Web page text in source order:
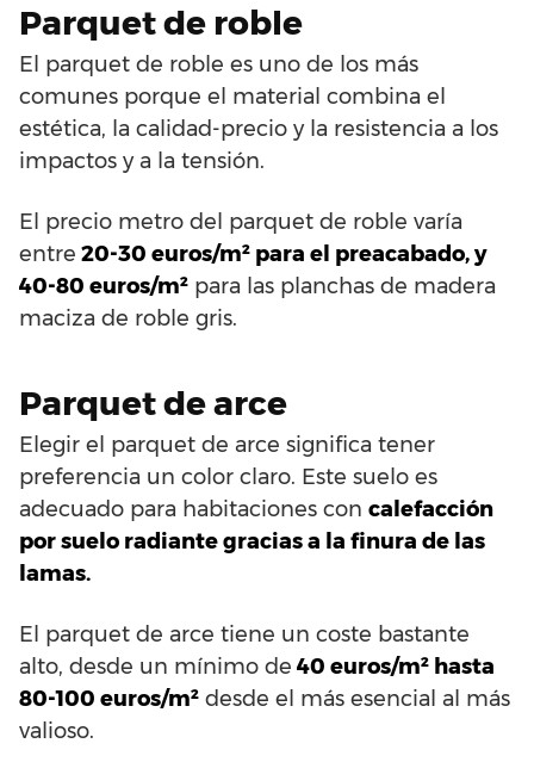
Parquet de roble
El parquet de roble es uno de los más
comunes porque el material combina el
estética, la calidad-precio y la resistencia a los
impactos y a la tensión.
El precio metro del parquet de roble varía
entre 20-30 euros/m² para el preacabado, y
40-80 euros/m² para las planchas de madera
maciza de roble gris.
Parquet de arce
Elegir el parquet de arce significa tener
preferencia un color claro. Este suelo es
adecuado para habitaciones con calefacción
por suelo radiante gracias a la finura de las
lamas.
El parquet de arce tiene un coste bastante
alto, desde un mínimo de 40 euros/m² hasta
80-100 euros/m² desde el más esencial al más
valioso.